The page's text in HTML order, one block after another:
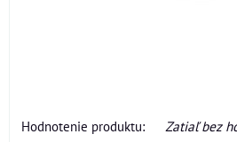
Hodnotenie produktu:
Zatiaľ bez